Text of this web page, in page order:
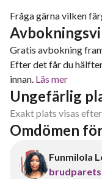
Fråga gärna vilken
Gratis avbokning
Efter det får du
innan. Läs mer
Ungefärlig
Exakt plats visas
Omdömen
Funmilola